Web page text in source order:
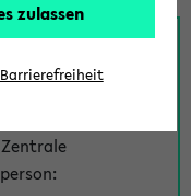
vom eKVV
zulassen
Barrierefreiheit